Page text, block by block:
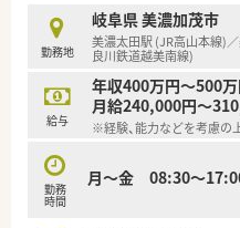
勤務地
岐阜県 美濃加茂市
美濃太田駅 (JR高山本線)
良川鉄道越美南線)
給与
年収400万円～500
月給240,000円～
※経験、能力などを考慮の
勤務
時間
月～金 08:30～